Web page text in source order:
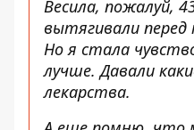
Весила, пожалуй,
вытягивали
Но я стала
лучше. Давали
лекарства.